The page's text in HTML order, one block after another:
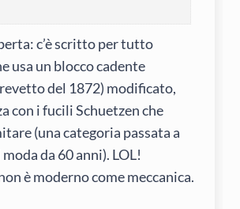
c’è scritto per tutto
usa un blocco cadente
del 1872) modificato,
con i fucili Schuetzen che
(una categoria passata a
da 60 anni). LOL!
è moderno come meccanica.